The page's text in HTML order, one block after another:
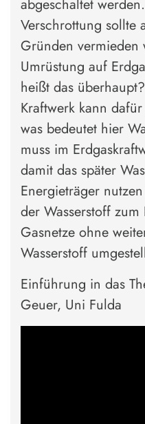
abgeschaltet
Verschrottung sollte
Gründen vermieden
Umrüstung auf
heißt das
Kraftwerk kann
was bedeutet hier
muss im
damit das später
Energieträger
der Wasserstoff
Gasnetze ohne
Wasserstoff
Einführung in das
Geuer, Uni Fulda